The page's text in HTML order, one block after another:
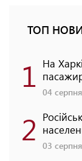
ТОП
1 На
04
2 03